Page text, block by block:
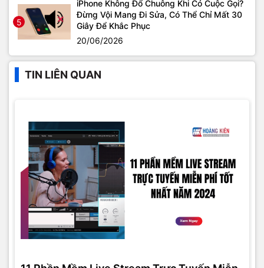
5
iPhone Không Đổ Chuông Khi Có Cuộc Gọi?
Đừng Vội Mang Đi Sửa, Có Thể Chỉ Mất 30
Giây Để Khắc Phục
20/06/2026
TIN LIÊN QUAN